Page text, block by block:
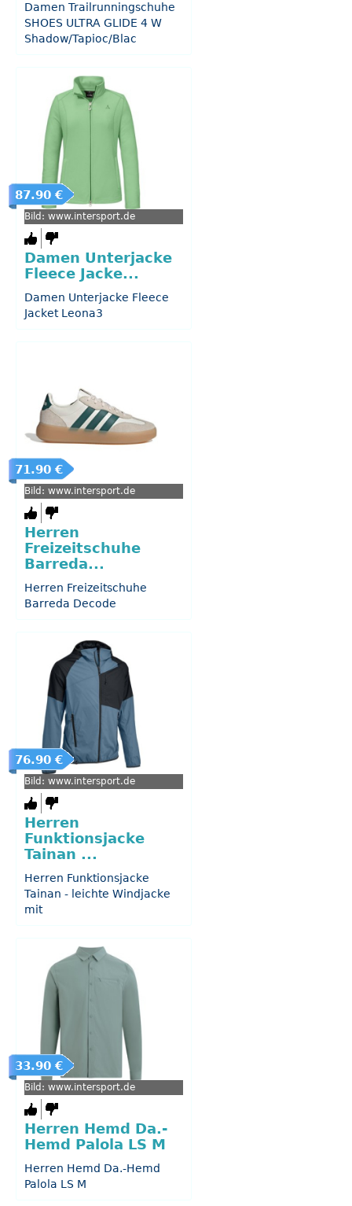
Damen Trailrunningschuhe
SHOES ULTRA GLIDE 4 W
Shadow/Tapioc/Blac
87.90 €
Bild: www.intersport.de
Damen Unterjacke
Fleece Jacke...
Damen Unterjacke Fleece
Jacket Leona3
71.90 €
Bild: www.intersport.de
Herren
Freizeitschuhe
Barreda...
Herren Freizeitschuhe
Barreda Decode
76.90 €
Bild: www.intersport.de
Herren
Funktionsjacke
Tainan ...
Herren Funktionsjacke
Tainan - leichte Windjacke
mit
33.90 €
Bild: www.intersport.de
Herren Hemd Da.-
Hemd Palola LS M
Herren Hemd Da.-Hemd
Palola LS M